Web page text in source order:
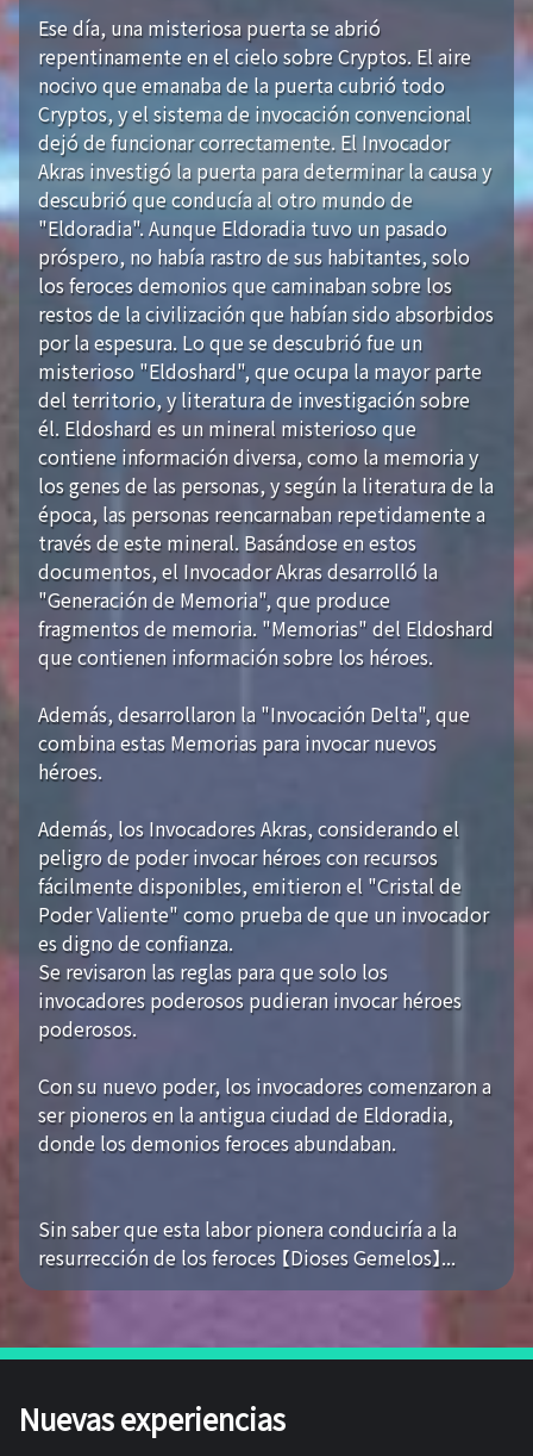
Ese día, una misteriosa puerta se abrió
repentinamente en el cielo sobre Cryptos. El aire
nocivo que emanaba de la puerta cubrió todo
Cryptos, y el sistema de invocación convencional
dejó de funcionar correctamente. El Invocador
Akras investigó la puerta para determinar la causa y
descubrió que conducía al otro mundo de
"Eldoradia". Aunque Eldoradia tuvo un pasado
próspero, no había rastro de sus habitantes, solo
los feroces demonios que caminaban sobre los
restos de la civilización que habían sido absorbidos
por la espesura. Lo que se descubrió fue un
misterioso "Eldoshard", que ocupa la mayor parte
del territorio, y literatura de investigación sobre
él. Eldoshard es un mineral misterioso que
contiene información diversa, como la memoria y
los genes de las personas, y según la literatura de la
época, las personas reencarnaban repetidamente a
través de este mineral. Basándose en estos
documentos, el Invocador Akras desarrolló la
"Generación de Memoria", que produce
fragmentos de memoria. "Memorias" del Eldoshard
que contienen información sobre los héroes.
Además, desarrollaron la "Invocación Delta", que
combina estas Memorias para invocar nuevos
héroes.
Además, los Invocadores Akras, considerando el
peligro de poder invocar héroes con recursos
fácilmente disponibles, emitieron el "Cristal de
Poder Valiente" como prueba de que un invocador
es digno de confianza.
Se revisaron las reglas para que solo los
invocadores poderosos pudieran invocar héroes
poderosos.
Con su nuevo poder, los invocadores comenzaron a
ser pioneros en la antigua ciudad de Eldoradia,
donde los demonios feroces abundaban.
Sin saber que esta labor pionera conduciría a la
resurrección de los feroces 【Dioses Gemelos】...
Nuevas experiencias